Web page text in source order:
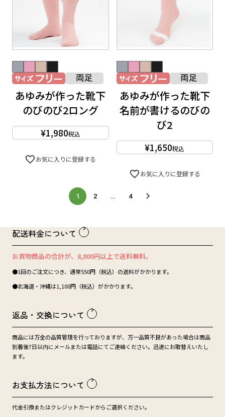
あゆみが作った靴下
のびのび2ロング
¥1,980税込
お気に入りに登録する
あゆみが作った靴下
名前が書けるのびの
び2
¥1,650税込
お気に入りに登録する
1 2 … 4
配送料金について
お買物商品の合計が、8,800円以上で送料無料。
●1回のご注文につき、通常550円（税込）の送料がかかります。
●北海道・沖縄は1,100円（税込）がかかります。
返品・交換について
商品には万全の品質管理を行っておりますが、万一品質不良があった場合は商品
到着後7日以内にメールまたは電話にてご連絡ください。迅速にお取替えいたし
ます。
お支払方法について
代金引換またはクレジットカードからご選択ください。